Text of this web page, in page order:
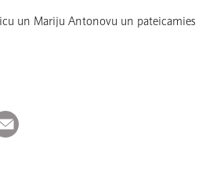
un Mariju Antonovu un pateicamies